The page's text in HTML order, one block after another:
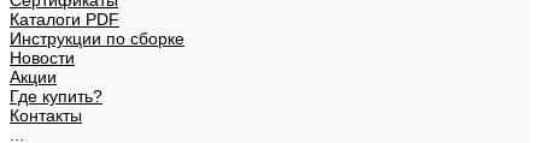
Каталоги PDF
Инструкции по сборке
Новости
Акции
Где купить?
Контакты